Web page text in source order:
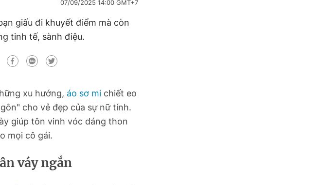
07/09/2025 14:00 GMT+7
giấu đi khuyết điểm mà còn
tinh tế, sành điệu.
xu hướng, áo sơ mi chiết eo
cho vẻ đẹp của sự nữ tính.
giúp tôn vinh vóc dáng thon
mọi cô gái.
váy ngắn